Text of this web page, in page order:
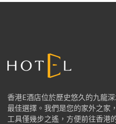
香港E酒店位於歷史悠久的九龍
最佳選擇。我們是您的家外之家
工具僅幾步之遙，方便前往香港